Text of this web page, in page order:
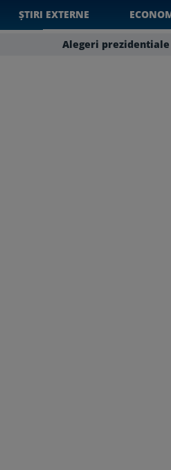
ȘTIRI EXTERNE
Alegeri prezidentiale